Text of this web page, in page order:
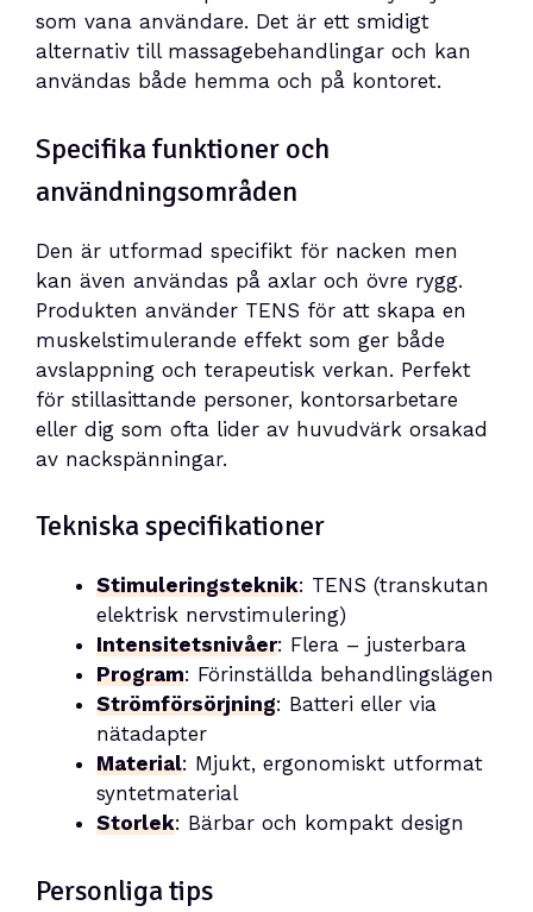
som vana användare. Det är ett smidigt
alternativ till massagebehandlingar och kan
användas både hemma och på kontoret.
Specifika funktioner och
användningsområden
Den är utformad specifikt för nacken men
kan även användas på axlar och övre rygg.
Produkten använder TENS för att skapa en
muskelstimulerande effekt som ger både
avslappning och terapeutisk verkan. Perfekt
för stillasittande personer, kontorsarbetare
eller dig som ofta lider av huvudvärk orsakad
av nackspänningar.
Tekniska specifikationer
Stimuleringsteknik: TENS (transkutan
elektrisk nervstimulering)
Intensitetsnivåer: Flera – justerbara
Program: Förinställda behandlingslägen
Strömförsörjning: Batteri eller via
nätadapter
Material: Mjukt, ergonomiskt utformat
syntetmaterial
Storlek: Bärbar och kompakt design
Personliga tips